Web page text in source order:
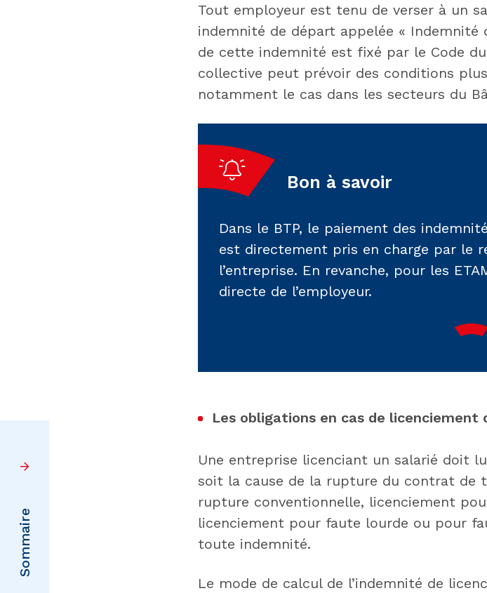
Sommaire
Tout employeur est tenu de verser à un
indemnité de départ appelée «
de cette indemnité est fixé par le Code
collective peut prévoir des conditions
notamment le cas dans les secteurs du
Bon à savoir
Dans le BTP, le paiement des
est directement pris en charge par le
l’entreprise. En revanche, pour les
directe de l’employeur.
Les obligations en cas de licenciement
Une entreprise licenciant un salarié doit
soit la cause de la rupture du contrat de
rupture conventionnelle, licenciement
licenciement pour faute lourde ou pour
toute indemnité.
Le mode de calcul de l’indemnité de